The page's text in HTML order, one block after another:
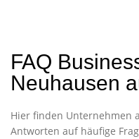
FAQ
Neuhausen
Hier finden Unternehmen
Antworten auf häufige